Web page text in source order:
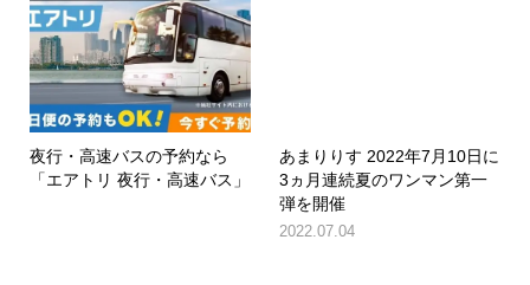
夜行・高速バスの予約なら
「エアトリ 夜行・高速バス」
あまりりす 2022年7月10日に
3ヵ月連続夏のワンマン第一
弾を開催
2022.07.04